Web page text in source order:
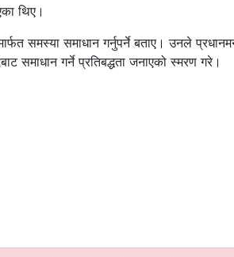
थिए।
समस्या समाधान गर्नुपर्ने बताए। उनले
समाधान गर्ने प्रतिबद्धता जनाएको स्मरण गरे।